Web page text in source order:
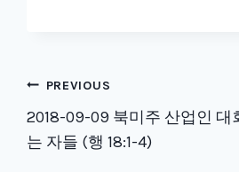
Post
PREVIOUS
2018-09-09 북미주 산업인 대
는 자들 (행 18:1-4)